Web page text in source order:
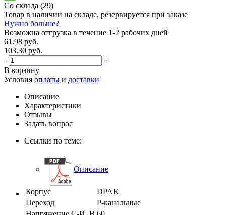
Со склада (29)
Товар в наличии на складе, резервируется при заказе
Нужно больше?
Возможна отгрузка в течение 1-2 рабочих дней
61.98 руб.
103.30 руб.
-
+
В корзину
Условия оплаты и доставки
Описание
Характеристики
Отзывы
Задать вопрос
Ссылки по теме:
Описание
Корпус
DPAK
Переход
P-канальные